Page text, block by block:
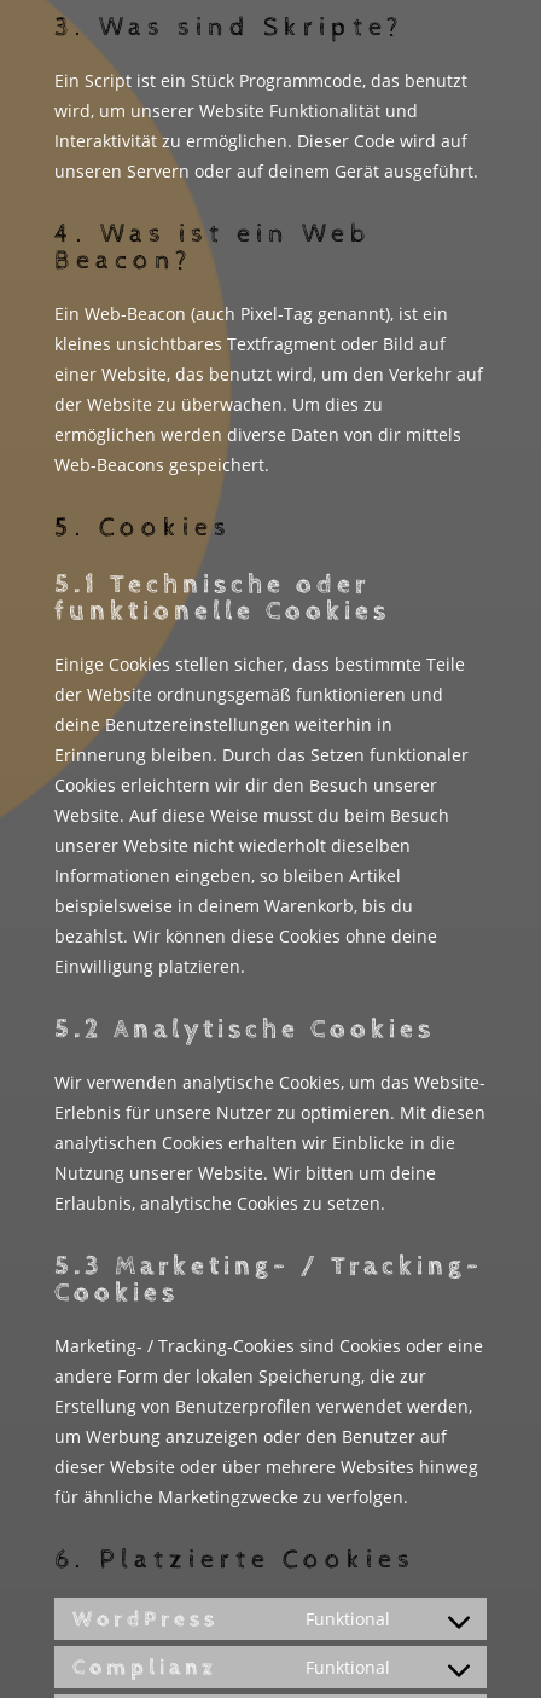
3. Was sind Skripte?
Ein Script ist ein Stück Programmcode, das benutzt
wird, um unserer Website Funktionalität und
Interaktivität zu ermöglichen. Dieser Code wird auf
unseren Servern oder auf deinem Gerät ausgeführt.
4. Was ist ein Web
Beacon?
Ein Web-Beacon (auch Pixel-Tag genannt), ist ein
kleines unsichtbares Textfragment oder Bild auf
einer Website, das benutzt wird, um den Verkehr auf
der Website zu überwachen. Um dies zu
ermöglichen werden diverse Daten von dir mittels
Web-Beacons gespeichert.
5. Cookies
5.1 Technische oder
funktionelle Cookies
Einige Cookies stellen sicher, dass bestimmte Teile
der Website ordnungsgemäß funktionieren und
deine Benutzereinstellungen weiterhin in
Erinnerung bleiben. Durch das Setzen funktionaler
Cookies erleichtern wir dir den Besuch unserer
Website. Auf diese Weise musst du beim Besuch
unserer Website nicht wiederholt dieselben
Informationen eingeben, so bleiben Artikel
beispielsweise in deinem Warenkorb, bis du
bezahlst. Wir können diese Cookies ohne deine
Einwilligung platzieren.
5.2 Analytische Cookies
Wir verwenden analytische Cookies, um das Website-
Erlebnis für unsere Nutzer zu optimieren. Mit diesen
analytischen Cookies erhalten wir Einblicke in die
Nutzung unserer Website. Wir bitten um deine
Erlaubnis, analytische Cookies zu setzen.
5.3 Marketing- / Tracking-
Cookies
Marketing- / Tracking-Cookies sind Cookies oder eine
andere Form der lokalen Speicherung, die zur
Erstellung von Benutzerprofilen verwendet werden,
um Werbung anzuzeigen oder den Benutzer auf
dieser Website oder über mehrere Websites hinweg
für ähnliche Marketingzwecke zu verfolgen.
6. Platzierte Cookies
WordPress Funktional
Consent
service
Complianz Funktional
Consent